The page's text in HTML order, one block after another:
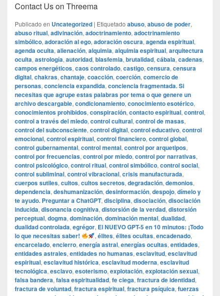
Contact Us on Threema
Publicado en Uncategorized | Etiquetado abuso, abuso de poder,
abuso ritual, adivinación, adoctrinamiento, adoctrinamiento
simbólico, adoración al ego, adoración oscura, agenda espiritual,
agenda oculta, alienación, alquimia, alquimia espiritual, arquitectura
oculta, astrología, autoridad, blasfemia, brutalidad, cábala, cadenas,
campos energéticos, caos controlado, castigo, censura, censura
digital, chakras, chantaje, coacción, coerción, comercio de
personas, conciencia expandida, conciencia fragmentada. Si
necesitas que agrupe estas palabras por tema o que genere un
archivo descargable, condicionamiento, conocimiento esotérico,
conocimientos prohibidos, conspiración, contacto espiritual, control,
control a través del miedo, control cultural, control de masas,
control del subconsciente, control digital, control educativo, control
emocional, control espiritual, control financiero, control global,
control gubernamental, control mental, control por arquetipos,
control por frecuencias, control por miedo, control por narrativas,
control psicológico, control ritual, control simbólico, control social,
control subliminal, control vibracional, crisis manufacturada,
cuerpos sutiles, cultos, cultos secretos, degradación, demonios,
dependencia, deshumanización, desinformación, despojo, dímelo y
te ayudo. Preguntar a ChatGPT, disciplina, disociación, disociación
inducida, disonancia cognitiva, distorsión de la verdad, distorsión
perceptual, dogma, dominación, dominación mental, dualidad,
dualidad controlada, egrégor, El NUEVO GPT-5 en 10 minutos: ¡Todo
lo que necesitas saber!
,élites,élites ocultas,encadenado,
encarcelado, encierro, energía astral, energías ocultas, entidades,
entidades astrales, entidades no humanas, esclavitud, esclavitud
espiritual, esclavitud histórica, esclavitud moderna, esclavitud
tecnológica, esclavo, esoterismo, explotación, explotación sexual,
falsa bandera, falsa espiritualidad, fe ciega, fractura de identidad,
fractura de voluntad, fractura espiritual, fractura psíquica, fuerzas